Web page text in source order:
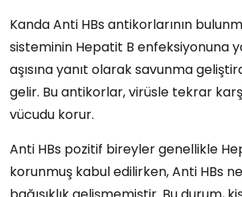
KandaAnti HBs antikorlarının
sisteminin Hepatit B enfeksiyonuna
aşısınayanıt olarak savunma
gelir. Bu antikorlar, virüsle tekrar
vücudu korur.
Anti HBs pozitif bireyler genellikle
korunmuş kabul edilirken,Anti HBs